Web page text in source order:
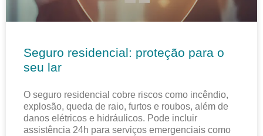
Seguro residencial: proteção para o
seu lar
O seguro residencial cobre riscos como incêndio,
explosão, queda de raio, furtos e roubos, além de
danos elétricos e hidráulicos. Pode incluir
assistência 24h para serviços emergenciais como